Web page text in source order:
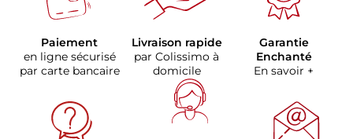
Paiement
en ligne sécurisé
par carte bancaire
Livraison rapide
par Colissimo à
domicile
Garantie
Enchanté
En savoir +